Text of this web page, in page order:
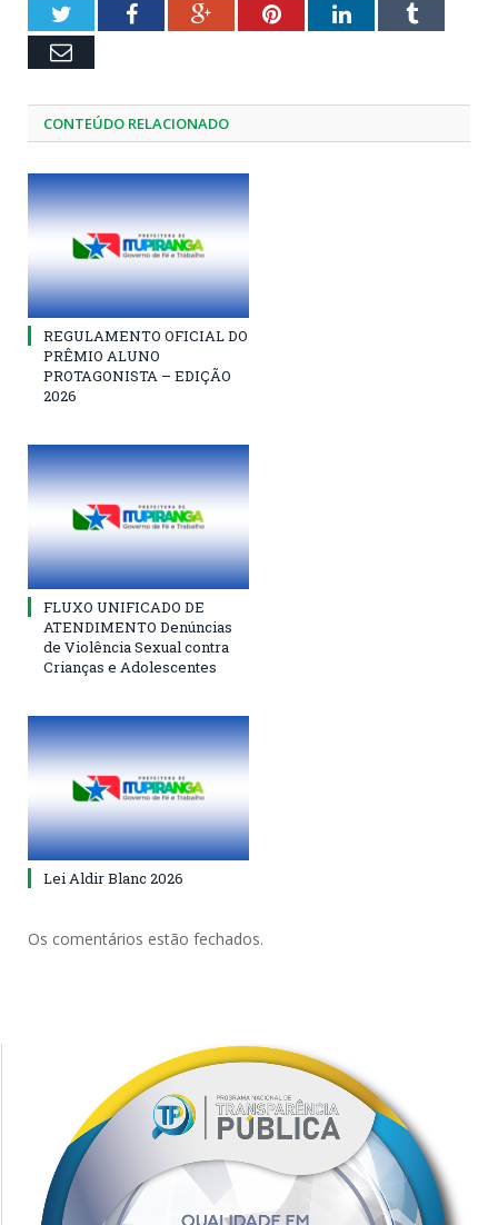
TwitterFacebookGoogle+PinterestLinkedInTumblr
Email
CONTEÚDO RELACIONADO
REGULAMENTO OFICIAL DO
PRÊMIO ALUNO
PROTAGONISTA – EDIÇÃO
2026
FLUXO UNIFICADO DE
ATENDIMENTO Denúncias
de Violência Sexual contra
Crianças e Adolescentes
Lei Aldir Blanc 2026
Os comentários estão fechados.